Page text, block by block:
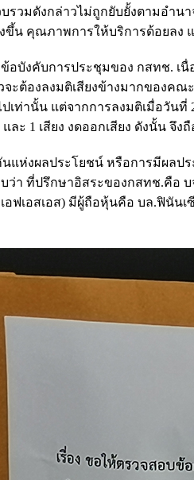
รวมดังกล่าวไม่ถูกยับยั้งตามอำ
ขึ้น คุณภาพการให้บริการด้อยลง
อบังคับการประชุมของ กสทช. เ
จะต้องลงมติเสียงข้างมากของค
ปเท่านั้น แต่จากการลงมติเมื่อวันที่
ละ 1 เสียง งดออกเสียง ดังนั้น จึง
นแห่งผลประโยชน์ หรือการมีผลป
ว่า ที่ปรึกษาอิสระของกสทช.คือ
อฟเอสเอส) มีผู้ถือหุ้นคือ บล.ฟินัน